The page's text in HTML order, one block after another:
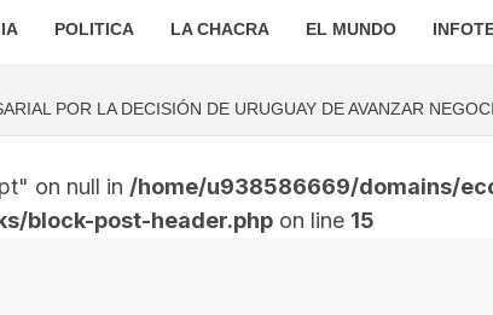
POLITICA LA CHACRA EL MUNDO
POR LA DECISIÓN DE URUGUAY DE AVANZAR
on null in /home/u938586669/domains/
block-post-header.php on line 15